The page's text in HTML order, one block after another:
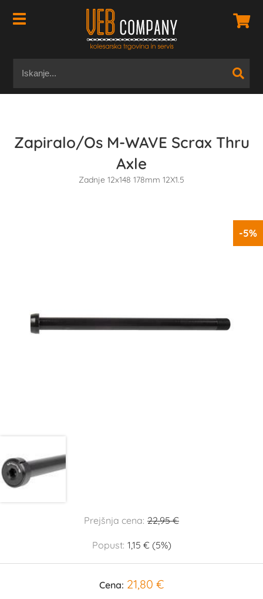
Zapiralo/Os M-WAVE Scrax Thru
Axle
Zadnje 12x148 178mm 12X1.5
-5%
Prejšnja cena: 22,95 €
Popust: 1,15 € (5%)
Cena: 21,80 €